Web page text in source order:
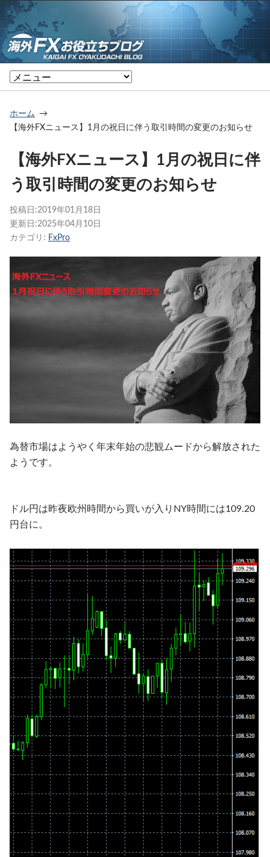
ホーム
【海外FXニュース】1月の祝日に伴う取引時間の変更のお知らせ
【海外FXニュース】1月の祝日に伴
う取引時間の変更のお知らせ
投稿日:2019年01月18日
更新日:2025年04月10日
カテゴリ: FxPro
為替市場はようやく年末年始の悲観ムードから解放された
ようです。
ドル円は昨夜欧州時間から買いが入りNY時間には109.20
円台に。